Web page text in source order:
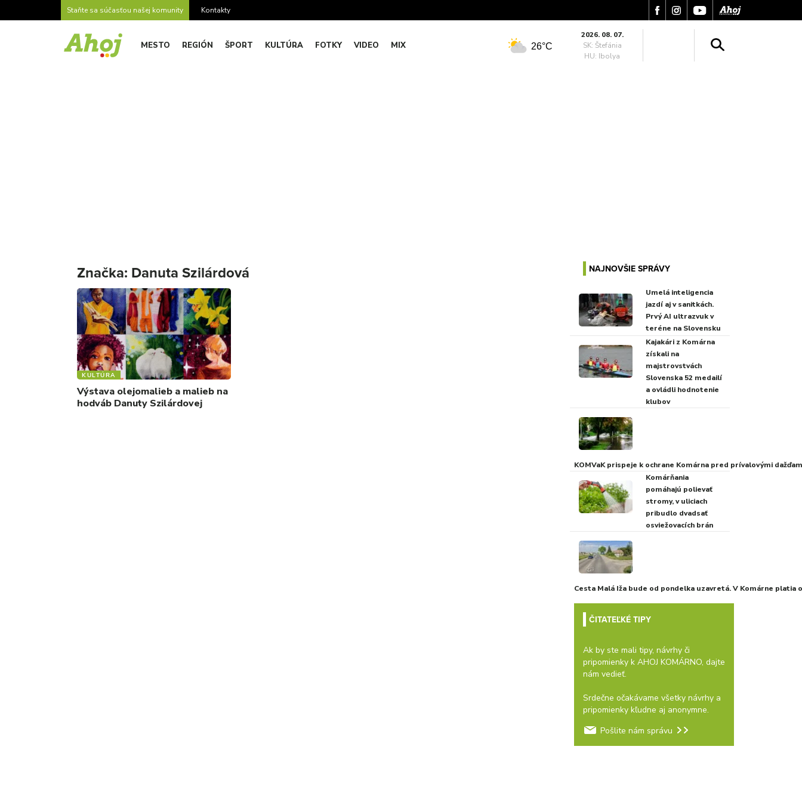
Staňte sa súčasťou našej komunity Kontakty
MESTO REGIÓN ŠPORT KULTÚRA FOTKY VIDEO MIX 26°C
2026. 08. 07.
SK: Štefánia
HU: Ibolya
Značka: Danuta Szilárdová
KULTÚRA
Výstava olejomalieb a malieb na
hodváb Danuty Szilárdovej
NAJNOVŠIE SPRÁVY
Umelá inteligencia
jazdí aj v sanitkách.
Prvý AI ultrazvuk v
teréne na Slovensku
Kajakári z Komárna
získali na
majstrovstvách
Slovenska 52 medailí
a ovládli hodnotenie
klubov
KOMVaK prispeje k ochrane Komárna pred prívalovými
Komárňania
pomáhajú polievať
stromy, v uliciach
pribudlo dvadsať
osviežovacích brán
Cesta Malá Iža bude od pondelka uzavretá. V Komárne platia
ČITATEĽKÉ TIPY
Ak by ste mali tipy, návrhy či
pripomienky k AHOJ KOMÁRNO, dajte
nám vedieť.
Srdečne očakávame všetky návrhy a
pripomienky kľudne aj anonymne.
Pošlite nám správu